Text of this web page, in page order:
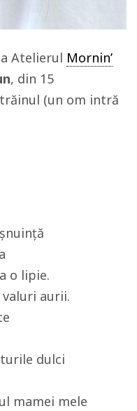
Atelierul Mornin’
, din 15
(un om intră
o lipie.
aurii.
dulci
mamei mele